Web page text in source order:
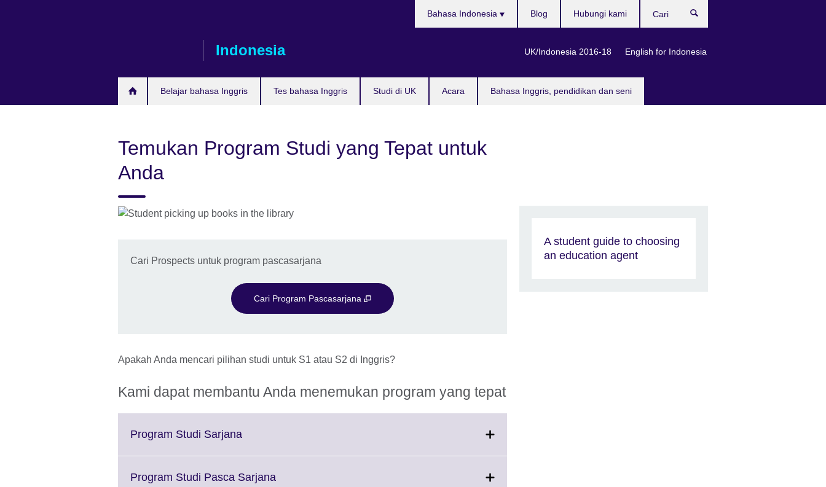
Indonesia
Belajar bahasa Inggris Tes bahasa Inggris Studi di UK Acara Bahasa Inggris, pendidikan dan seni
Bahasa Indonesia
UK/Indonesia 2016-18 English for Indonesia
Blog Hubungi kami
Temukan Program Studi yang Tepat untuk
Anda
Cari Prospects untuk program pascasarjana
Cari Program Pascasarjana
Apakah Anda mencari pilihan studi untuk S1 atau S2 di Inggris?
Kami dapat membantu Anda menemukan program yang tepat
Program Studi Sarjana
More
Program Studi Pasca Sarjana
A student guide to choosing
an education agent